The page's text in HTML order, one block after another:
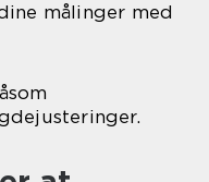
målinger med